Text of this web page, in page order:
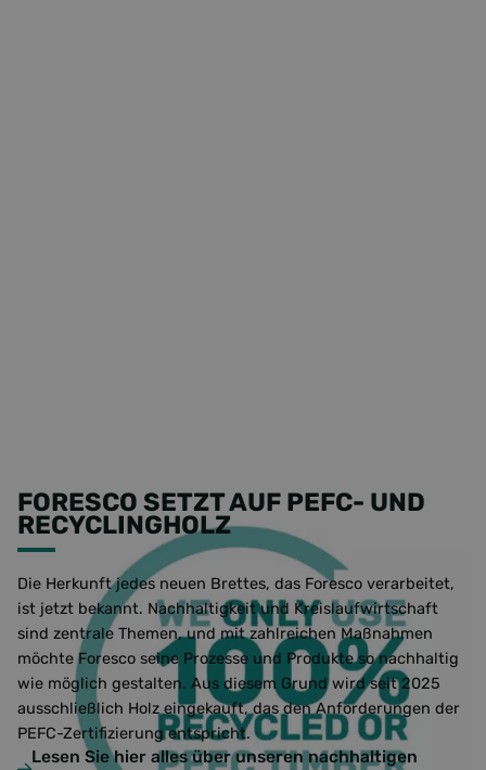
FORESCO SETZT AUF PEFC- UND
RECYCLINGHOLZ
Die Herkunft jedes neuen Brettes, das Foresco verarbeitet,
ist jetzt bekannt. Nachhaltigkeit und Kreislaufwirtschaft
sind zentrale Themen, und mit zahlreichen Maßnahmen
möchte Foresco seine Prozesse und Produkte so nachhaltig
wie möglich gestalten. Aus diesem Grund wird seit 2025
ausschließlich Holz eingekauft, das den Anforderungen der
PEFC-Zertifizierung entspricht.
Lesen Sie hier alles über unseren nachhaltigen